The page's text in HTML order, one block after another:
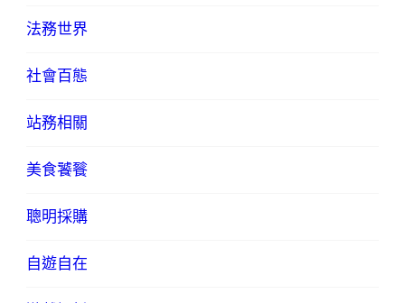
法務世界
社會百態
站務相關
美食饕餮
聰明採購
自遊自在